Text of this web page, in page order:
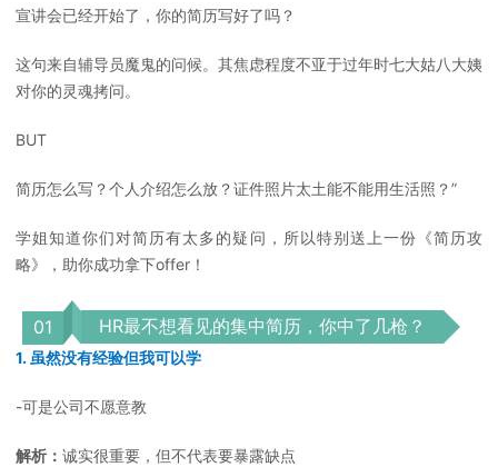
宣讲会已经开始了，你的简历写好了吗？
这句来自辅导员魔鬼的问候。其焦虑程度不亚于过年时七大姑八大姨
对你的灵魂拷问。
BUT
简历怎么写？个人介绍怎么放？证件照片太土能不能用生活照？”
学姐知道你们对简历有太多的疑问，所以特别送上一份《简历攻
略》，助你成功拿下offer！
01 HR最不想看见的集中简历，你中了几枪？
1. 虽然没有经验但我可以学
-可是公司不愿意教
解析： 诚实很重要，但不代表要暴露缺点